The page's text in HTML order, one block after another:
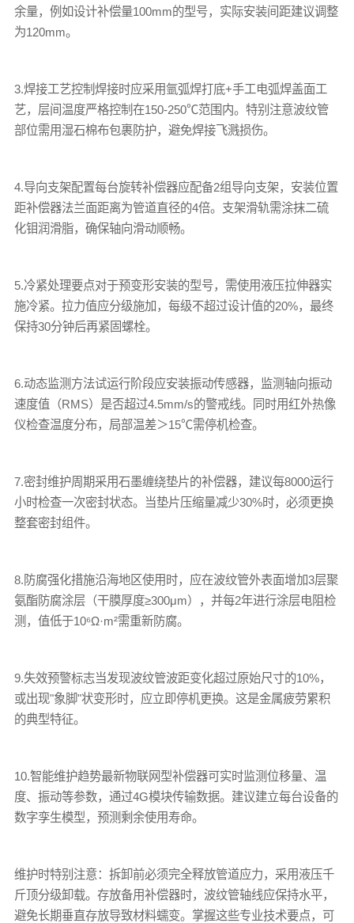
余量，例如设计补偿量100mm的型号，实际安装间距建议调整
为120mm。
3.焊接工艺控制焊接时应采用氩弧焊打底+手工电弧焊盖面工
艺，层间温度严格控制在150-250℃范围内。特别注意波纹管
部位需用湿石棉布包裹防护，避免焊接飞溅损伤。
4.导向支架配置每台旋转补偿器应配备2组导向支架，安装位置
距补偿器法兰面距离为管道直径的4倍。支架滑轨需涂抹二硫
化钼润滑脂，确保轴向滑动顺畅。
5.冷紧处理要点对于预变形安装的型号，需使用液压拉伸器实
施冷紧。拉力值应分级施加，每级不超过设计值的20%，最终
保持30分钟后再紧固螺栓。
6.动态监测方法试运行阶段应安装振动传感器，监测轴向振动
速度值（RMS）是否超过4.5mm/s的警戒线。同时用红外热像
仪检查温度分布，局部温差＞15℃需停机检查。
7.密封维护周期采用石墨缠绕垫片的补偿器，建议每8000运行
小时检查一次密封状态。当垫片压缩量减少30%时，必须更换
整套密封组件。
8.防腐强化措施沿海地区使用时，应在波纹管外表面增加3层聚
氨酯防腐涂层（干膜厚度≥300μm），并每2年进行涂层电阻检
测，值低于10⁶Ω·m²需重新防腐。
9.失效预警标志当发现波纹管波距变化超过原始尺寸的10%，
或出现"象脚"状变形时，应立即停机更换。这是金属疲劳累积
的典型特征。
10.智能维护趋势最新物联网型补偿器可实时监测位移量、温
度、振动等参数，通过4G模块传输数据。建议建立每台设备的
数字孪生模型，预测剩余使用寿命。
维护时特别注意：拆卸前必须完全释放管道应力，采用液压千
斤顶分级卸载。存放备用补偿器时，波纹管轴线应保持水平，
避免长期垂直存放导致材料蠕变。掌握这些专业技术要点，可